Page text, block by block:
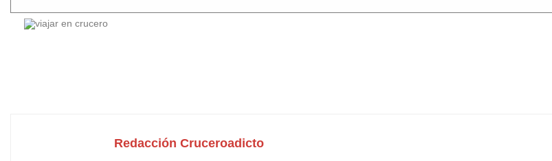
Redacción Cruceroadicto